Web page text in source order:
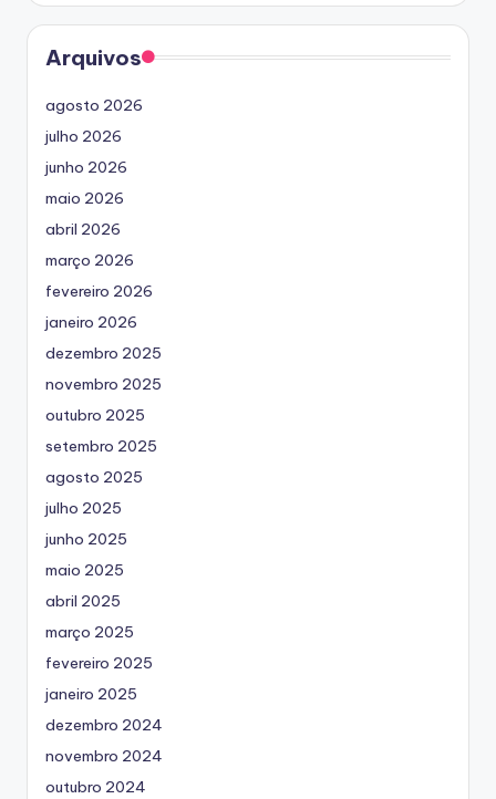
Arquivos
agosto 2026
julho 2026
junho 2026
maio 2026
abril 2026
março 2026
fevereiro 2026
janeiro 2026
dezembro 2025
novembro 2025
outubro 2025
setembro 2025
agosto 2025
julho 2025
junho 2025
maio 2025
abril 2025
março 2025
fevereiro 2025
janeiro 2025
dezembro 2024
novembro 2024
outubro 2024